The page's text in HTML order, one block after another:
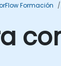
Formación